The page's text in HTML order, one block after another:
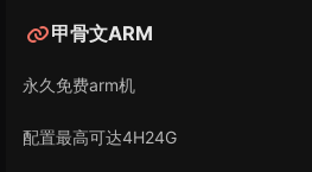
甲骨文ARM
永久免费arm机
配置最高可达4H24G